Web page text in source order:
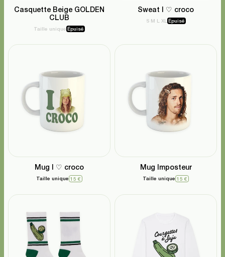
Casquette Beige GOLDEN
CLUB
Taille unique Épuisé
Sweat I ♡ croco
S M L XL Épuisé
Mug I ♡ croco
Taille unique 15 €
Mug Imposteur
Taille unique 15 €